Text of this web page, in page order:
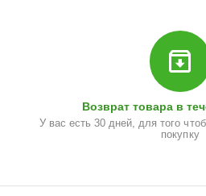
Возврат товара в
У вас есть 30 дней, для того
покупку